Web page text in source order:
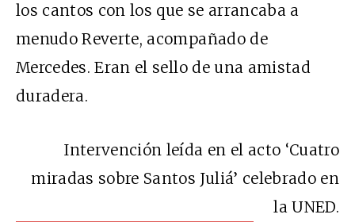
los cantos con los que se arrancaba a
menudo Reverte, acompañado de
Mercedes. Eran el sello de una amistad
duradera.
Intervención leída en el acto ‘Cuatro
miradas sobre Santos Juliá’ celebrado en
la UNED.